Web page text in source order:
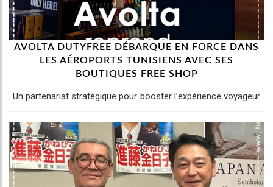
AVOLTA DUTYFREE DÉBARQUE EN FORCE DANS
LES AÉROPORTS TUNISIENS AVEC SES
BOUTIQUES FREE SHOP
Un partenariat stratégique pour booster l’expérience voyageur